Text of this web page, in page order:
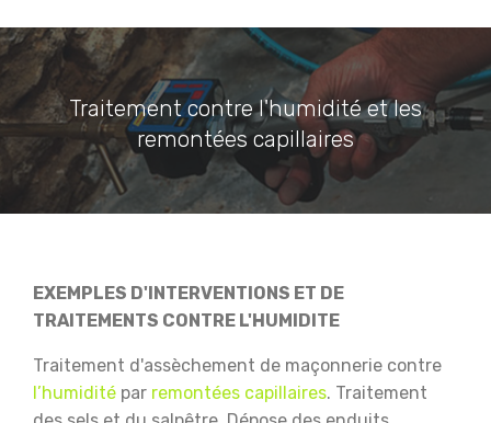
Traitement contre l'humidité et les
remontées capillaires
EXEMPLES D'INTERVENTIONS ET DE
TRAITEMENTS CONTRE L'HUMIDITE
Traitement d'assèchement de maçonnerie contre
l’humidité par remontées capillaires. Traitement